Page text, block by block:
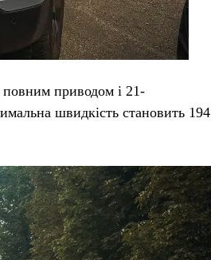
повним приводом і 21-
швидкість становить 194